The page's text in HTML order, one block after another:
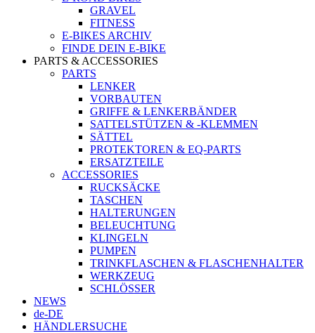
GRAVEL
FITNESS
E-BIKES ARCHIV
FINDE DEIN E-BIKE
PARTS & ACCESSORIES
PARTS
LENKER
VORBAUTEN
GRIFFE & LENKERBÄNDER
SATTELSTÜTZEN & -KLEMMEN
SÄTTEL
PROTEKTOREN & EQ-PARTS
ERSATZTEILE
ACCESSORIES
RUCKSÄCKE
TASCHEN
HALTERUNGEN
BELEUCHTUNG
KLINGELN
PUMPEN
TRINKFLASCHEN & FLASCHENHALTER
WERKZEUG
SCHLÖSSER
NEWS
de-DE
HÄNDLERSUCHE